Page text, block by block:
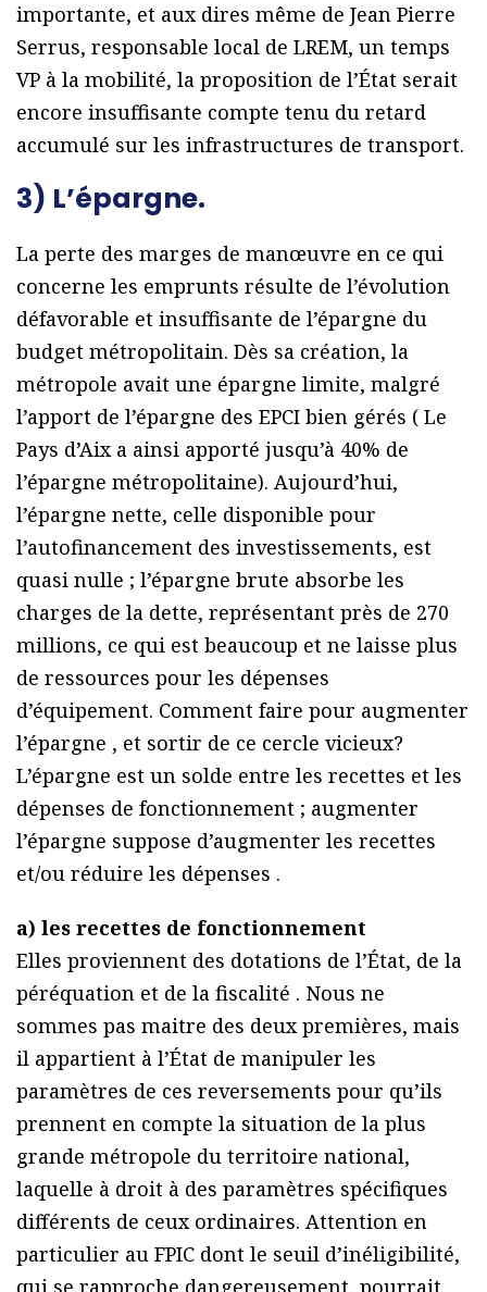
importante, et aux dires même de Jean Pierre
Serrus, responsable local de LREM, un temps
VP à la mobilité, la proposition de l’État serait
encore insuffisante compte tenu du retard
accumulé sur les infrastructures de transport.
3) L’épargne.
La perte des marges de manœuvre en ce qui
concerne les emprunts résulte de l’évolution
défavorable et insuffisante de l’épargne du
budget métropolitain. Dès sa création, la
métropole avait une épargne limite, malgré
l’apport de l’épargne des EPCI bien gérés ( Le
Pays d’Aix a ainsi apporté jusqu’à 40% de
l’épargne métropolitaine). Aujourd’hui,
l’épargne nette, celle disponible pour
l’autofinancement des investissements, est
quasi nulle ; l’épargne brute absorbe les
charges de la dette, représentant près de 270
millions, ce qui est beaucoup et ne laisse plus
de ressources pour les dépenses
d’équipement. Comment faire pour augmenter
l’épargne , et sortir de ce cercle vicieux?
L’épargne est un solde entre les recettes et les
dépenses de fonctionnement ; augmenter
l’épargne suppose d’augmenter les recettes
et/ou réduire les dépenses .
a) les recettes de fonctionnement
Elles proviennent des dotations de l’État, de la
péréquation et de la fiscalité . Nous ne
sommes pas maitre des deux premières, mais
il appartient à l’État de manipuler les
paramètres de ces reversements pour qu’ils
prennent en compte la situation de la plus
grande métropole du territoire national,
laquelle à droit à des paramètres spécifiques
différents de ceux ordinaires. Attention en
particulier au FPIC dont le seuil d’inéligibilité,